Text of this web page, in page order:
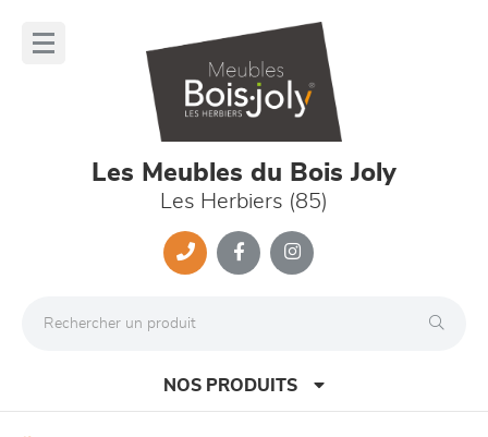
Les Meubles du Bois Joly
Les Herbiers (85)
NOS PRODUITS